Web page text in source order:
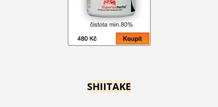
SHIITAKE